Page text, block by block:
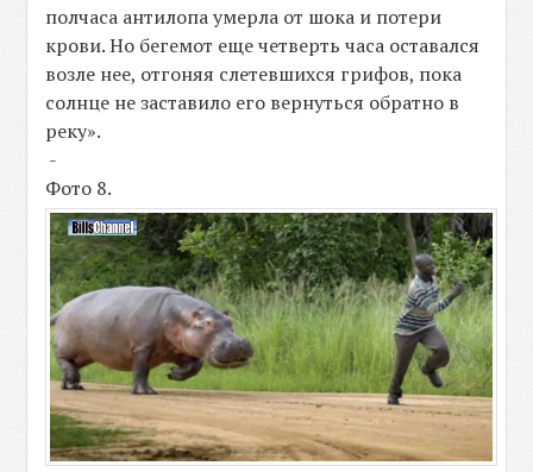
полчаса антилопа умерла от шока и потери
крови. Но бегемот еще четверть часа оставался
возле нее, отгоняя слетевшихся грифов, пока
солнце не заставило его вернуться обратно в
реку».
-
Фото 8.